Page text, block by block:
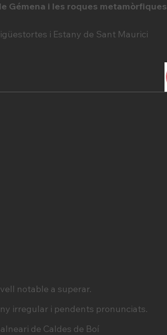
Gémena i les roques metamòrfiques
i Estany de Sant Maurici
notable a superar.
irregular i pendents pronunciats.
de Caldes de Boí